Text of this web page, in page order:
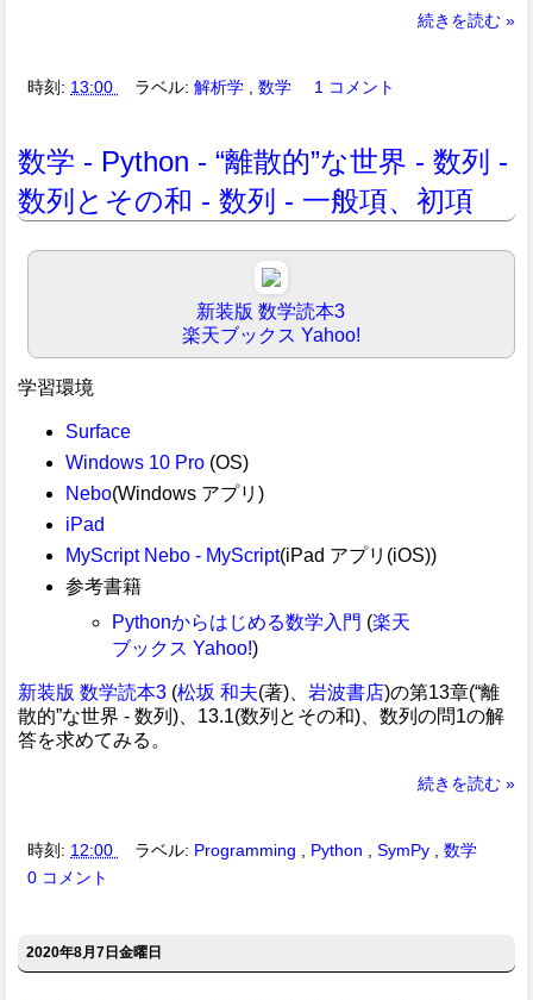
続きを読む »
時刻: 13:00 ラベル:解析学 ,数学 1 コメント
数学 - Python - “離散的”な世界 - 数列 -
数列とその和 - 数列 - 一般項、初項
新装版 数学読本3
楽天ブックス Yahoo!
学習環境
Surface
Windows 10 Pro(OS)
Nebo(Windows アプリ)
iPad
MyScript Nebo - MyScript(iPad アプリ(iOS))
参考書籍
Pythonからはじめる数学入門 (楽天
ブックス Yahoo!)
新装版 数学読本3 (松坂 和夫(著)、 岩波書店)の第13章(“離
散的”な世界 - 数列)、13.1(数列とその和)、数列の問1の解
答を求めてみる。
続きを読む »
時刻: 12:00 ラベル: Programming Python ,SymPy ,数学
0 コメント
2020年8月7日金曜日